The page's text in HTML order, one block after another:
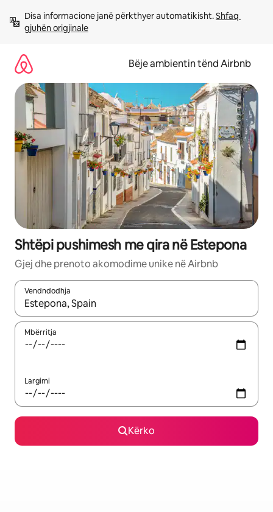
përmbajtja
Disa informacione janë përkthyer automatikisht. Shfaq
gjuhën origjinale
Bëje ambientin tënd Airbnb
Shtëpi pushimesh me qira në Estepona
Gjej dhe prenoto akomodime unike në Airbnb
Vendndodhja
Kur rezultatet të jenë të disponueshme, lëviz me butonat e
Mbërritja
Largimi
Kërko